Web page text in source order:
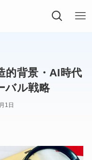
的背景・AI時代
バル戦略
1日